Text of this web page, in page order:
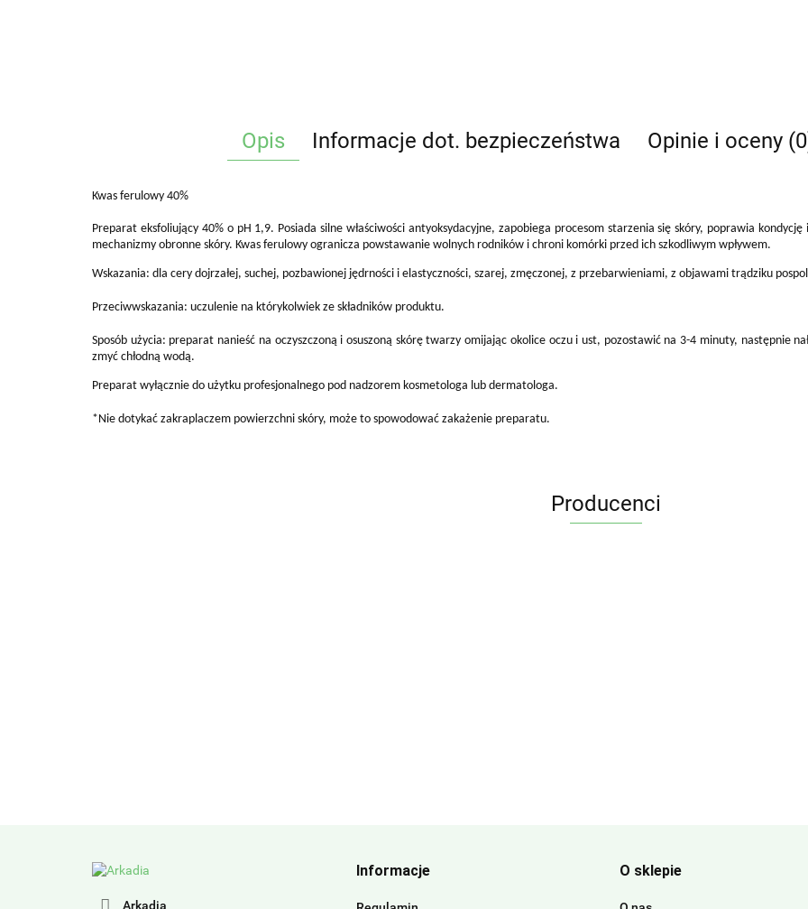
Opis Informacje dot. bezpieczeństwa Opinie i oceny
Kwas ferulowy 40%
Preparat eksfoliujący 40% o pH 1,9. Posiada silne właściwości antyoksydacyjne, zapobiega procesom starzenia się skóry, poprawia
mechanizmy obronne skóry. Kwas ferulowy ogranicza powstawanie wolnych rodników i chroni komórki przed ich szkodliwym wpływem.
Wskazania: dla cery dojrzałej, suchej, pozbawionej jędrności i elastyczności, szarej, zmęczonej, z przebarwieniami, z objawami trądziku
Przeciwwskazania: uczulenie na którykolwiek ze składników produktu.
Sposób użycia: preparat nanieść na oczyszczoną i osuszoną skórę twarzy omijając okolice oczu i ust, pozostawić na 3-4 minuty, następnie
zmyć chłodną wodą.
Preparat wyłącznie do użytku profesjonalnego pod nadzorem kosmetologa lub dermatologa.
*Nie dotykać zakraplaczem powierzchni skóry, może to spowodować zakażenie preparatu.
Producenci
Arkadia
Informacje O sklepie